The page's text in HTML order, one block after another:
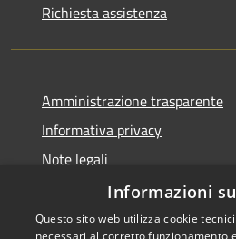
Richiesta assistenza
Amministrazione trasparente
Informativa privacy
Note legali
Dichiarazione di accessibilità
Informazioni
Questo sito web utilizza cookie
necessari al corretto funzionamento